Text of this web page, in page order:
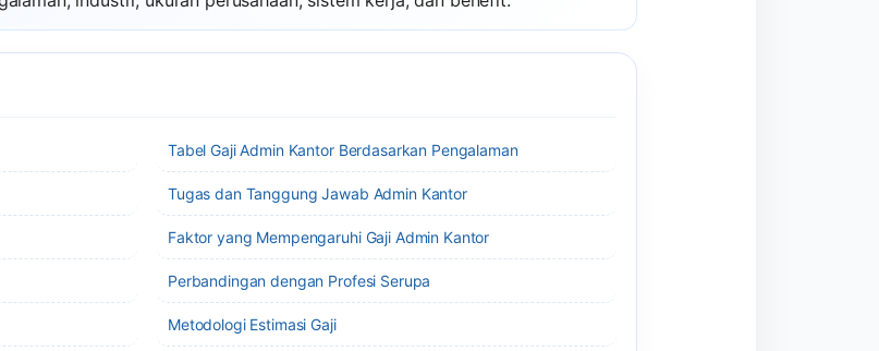
Tabel Gaji Admin Kantor Berdasarkan Pengalaman
Tugas dan Tanggung Jawab Admin Kantor
Faktor yang Mempengaruhi Gaji Admin Kantor
Perbandingan dengan Profesi Serupa
Metodologi Estimasi Gaji